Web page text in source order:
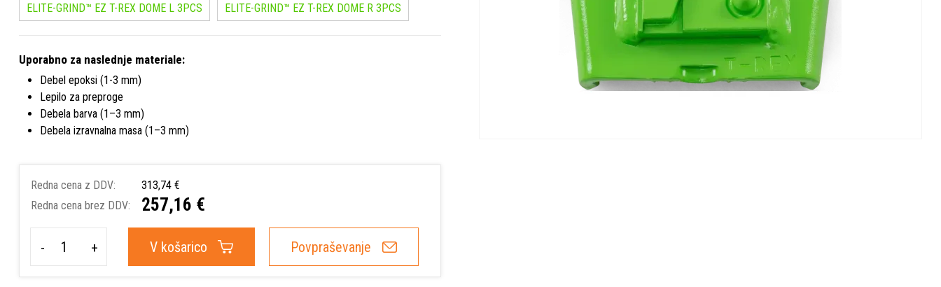
ELITE-GRIND™ EZ T-REX DOME L 3PCS ELITE-GRIND™ EZ T-REX DOME R 3PCS
Uporabno za naslednje materiale:
Debel epoksi (1-3 mm)
Lepilo za preproge
Debela barva (1–3 mm)
Debela izravnalna masa (1–3 mm)
Redna cena z DDV:
313,74 €
Redna cena brez DDV:
257,16 €
- + V košarico Povpraševanje